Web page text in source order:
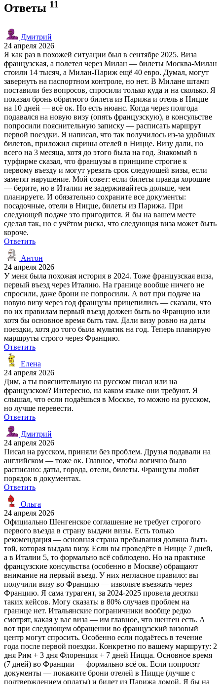
Ответы 11
Дмитрий
24 апреля 2026
Я как раз в похожей ситуации был в сентябре 2025. Виза
французская, а полетел через Милан — билеты Москва-Милан
стоили 14 тысяч, а Милан-Париж ещё 40 евро. Думал, могут
завернуть на паспортном контроле, но нет. В Милане штамп
поставили без вопросов, спросили только куда и на сколько. Я
показал бронь обратного билета из Парижа и отель в Ницце
на 10 дней — всё ок. Но есть нюанс. Когда через полгода
подавался на новую визу (опять французскую), в консульстве
попросили пояснительную записку — расписать маршрут
первой поездки. Я написал, что так получилось из-за удобных
билетов, приложил скрины отелей в Ницце. Визу дали, но
всего на 3 месяца, хотя до этого была на год. Знакомый в
турфирме сказал, что французы в принципе строгие к
первому въезду и могут урезать срок следующей визы, если
заметят нарушение. Мой совет: если билеты правда хорошие
— берите, но в Италии не задерживайтесь дольше, чем
планируете. И обязательно сохраните все документы:
посадочные, отели в Ницце, билеты из Парижа. При
следующей подаче это пригодится. Я бы на вашем месте
сделал так, но с учётом риска, что следующая виза может быть
короче.
Ответить
Антон
24 апреля 2026
У меня была похожая история в 2024. Тоже французская виза,
первый въезд через Италию. На границе вообще ничего не
спросили, даже брони не попросили. А вот при подаче на
новую визу через год французы прицепились — сказали, что
по их правилам первый въезд должен быть во Францию или
хотя бы основное время быть там. Дали визу ровно на даты
поездки, хотя до того была мультик на год. Теперь планирую
маршруты строго через Францию.
Ответить
Елена
24 апреля 2026
Дим, а ты пояснительную на русском писал или на
французском? Интересно, на каком языке они требуют. Я
слышал, что если подаёшься в Москве, то можно на русском,
но лучше перевести.
Ответить
Дмитрий
24 апреля 2026
Писал на русском, приняли без проблем. Друзья подавали на
английском — тоже ок. Главное, чтобы логично было
расписано: даты, города, отели, билеты. Французы любят
порядок в документах.
Ответить
Ольга
24 апреля 2026
Официально Шенгенское соглашение не требует строгого
первого въезда в страну выдачи визы. Есть только
рекомендация — основная страна пребывания должна быть
той, которая выдала визу. Если вы проведёте в Ницце 7 дней,
а в Италии 5, то формально всё соблюдено. Но на практике
французские консульства (особенно в Москве) обращают
внимание на первый въезд. У них негласное правило: вы
получили визу во Францию — извольте въезжать через
Францию. Я сама турагент, за 2024-2025 провела десятки
таких кейсов. Могу сказать: в 80% случаев проблем на
границе нет. Итальянские пограничники вообще редко
смотрят, какая у вас виза — им главное, что шенген есть. А
вот при следующем обращении во французский визовый
центр могут спросить. Особенно если подаётесь в течение
года после первой поездки. Конкретно по вашему маршруту: 2
дня Рим + 3 дня Флоренция + 7 дней Ницца. Основное время
(7 дней) во Франции — формально всё ок. Если попросят
документы — покажите брони отелей в Ницце (лучше с
подтверждением оплаты) и билет из Парижа домой. Я бы на